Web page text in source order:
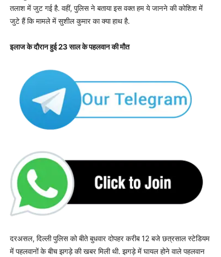
तलाश में जुट गई है. वहीं, पुलिस ने बताया इस वक्त हम ये जानने की कोशिश में
जुटे हैं कि मामले में सुशील कुमार का क्या हाथ है.
इलाज के दौरान हुई 23 साल के पहलवान की मौत
दरअसल, दिल्ली पुलिस को बीते बुधवार दोपहर करीब 12 बजे छत्रसाल स्टेडियम
में पहलवानों के बीच झगड़े की खबर मिली थी. झगड़े में घायल होने वाले पहलवान